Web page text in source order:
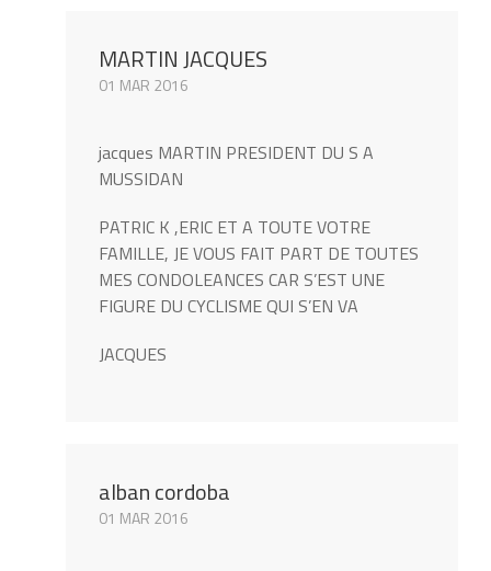
MARTIN JACQUES
01 MAR 2016
jacques MARTIN PRESIDENT DU S A
MUSSIDAN
PATRIC K ,ERIC ET A TOUTE VOTRE
FAMILLE, JE VOUS FAIT PART DE TOUTES
MES CONDOLEANCES CAR S’EST UNE
FIGURE DU CYCLISME QUI S’EN VA
JACQUES
alban cordoba
01 MAR 2016